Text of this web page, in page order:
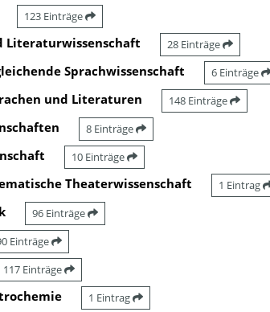
123 Einträge
Literaturwissenschaft 28 Einträge
Sprachwissenschaft 6 Einträge
und Literaturen 148 Einträge
8 Einträge
10 Einträge
Theaterwissenschaft 1 Eintrag
96 Einträge
Einträge
117 Einträge
1 Eintrag